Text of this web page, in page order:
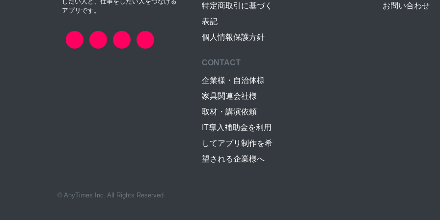
アプリです。
特定商取引に基づく
表記
個人情報保護方針
お問い合わせ
CONTACT
企業様・自治体様
家具関連会社様
取材・講演依頼
IT導入補助金を利用
してアプリ制作を希
望される企業様へ
© AnyTimes Inc. All Rights Reserved